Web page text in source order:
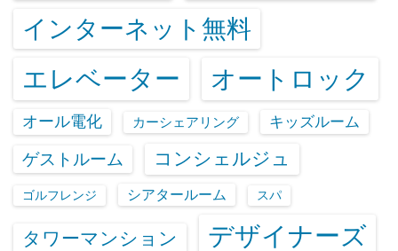
インターネット無料
エレベーター オートロック
オール電化 カーシェアリング キッズルーム
ゲストルーム コンシェルジュ
ゴルフレンジ シアタールーム スパ
タワーマンション デザイナーズ